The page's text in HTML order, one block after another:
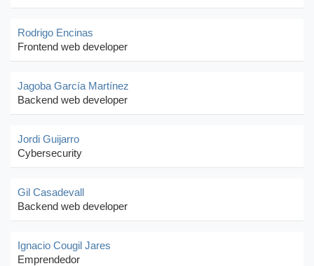
Rodrigo Encinas
Frontend web developer
Jagoba García Martínez
Backend web developer
Jordi Guijarro
Cybersecurity
Gil Casadevall
Backend web developer
Ignacio Cougil Jares
Emprendedor